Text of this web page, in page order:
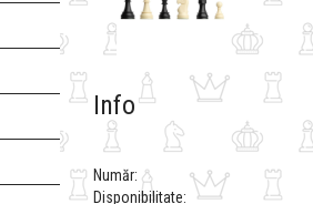
Info
Număr:
Disponibilitate: